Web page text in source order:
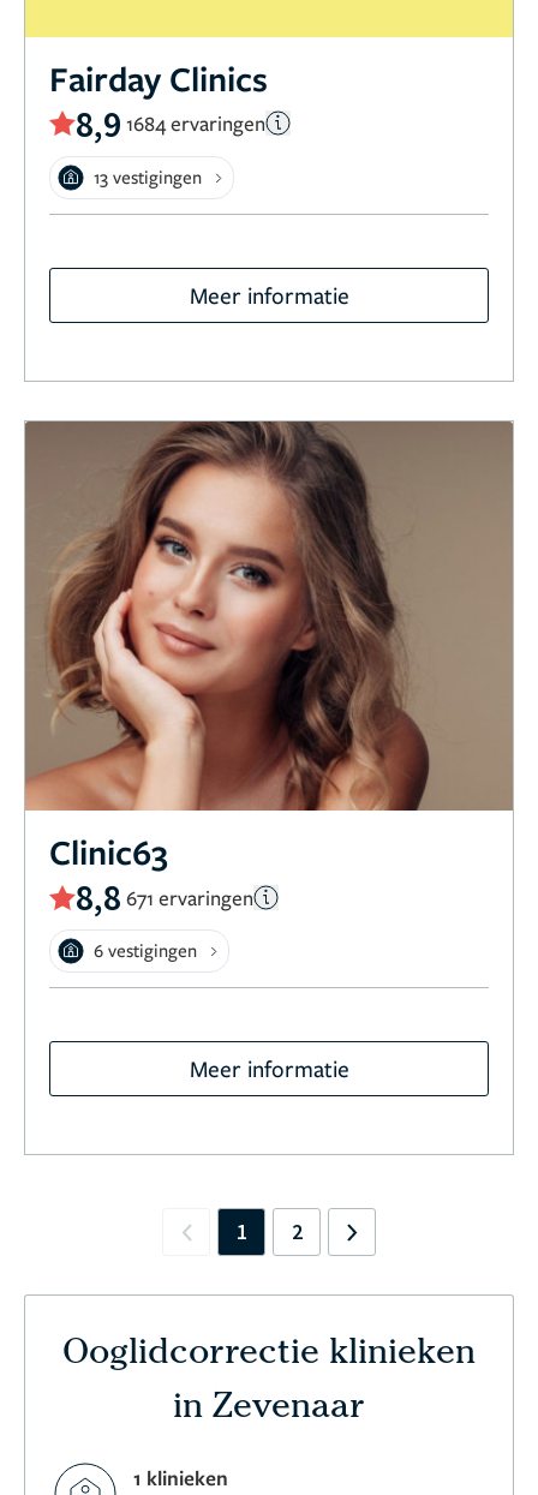
Fairday Clinics
8,9 1684 ervaringen
13 vestigingen
Meer informatie
Clinic63
8,8 671 ervaringen
6 vestigingen
Meer informatie
Previous
1 2 Next
Ooglidcorrectie klinieken
in Zevenaar
1 klinieken